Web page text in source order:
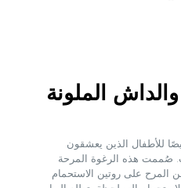
الملونة
للأطفال الذين يعشقون
صُممت هذه الرغوة المرحة
المرح على روتين الاستحمام